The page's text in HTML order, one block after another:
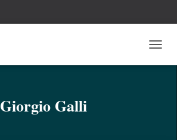
Giorgio Galli